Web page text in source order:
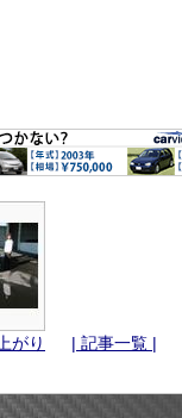
がり | 記事一覧 |